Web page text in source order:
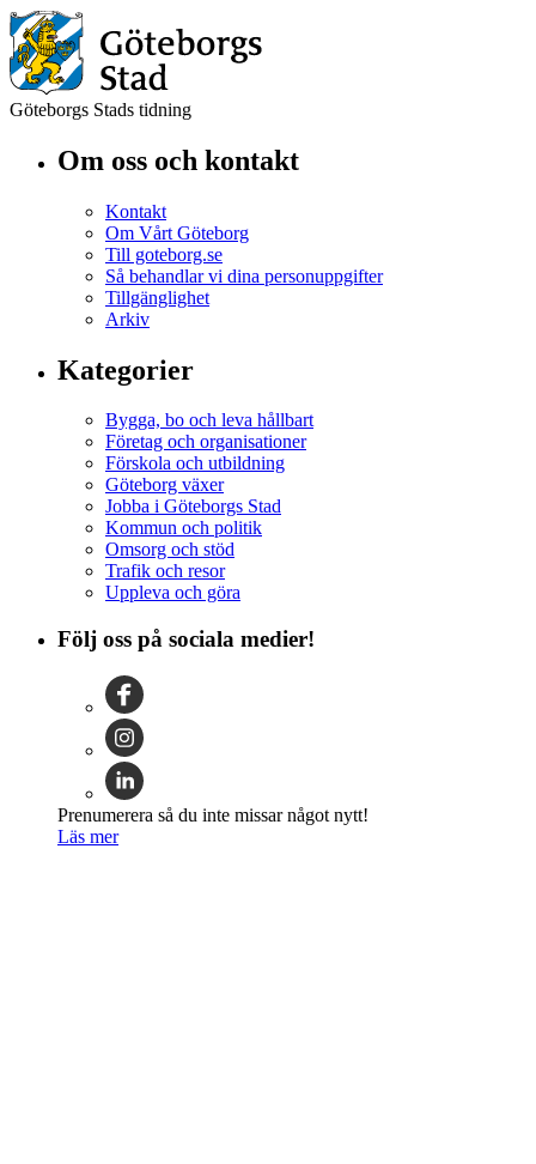
Göteborgs Stads tidning
Om oss och kontakt
Kontakt
Om Vårt Göteborg
Till goteborg.se
Så behandlar vi dina personuppgifter
Tillgänglighet
Arkiv
Kategorier
Bygga, bo och leva hållbart
Företag och organisationer
Förskola och utbildning
Göteborg växer
Jobba i Göteborgs Stad
Kommun och politik
Omsorg och stöd
Trafik och resor
Uppleva och göra
Följ oss på sociala medier!
Prenumerera så du inte missar något nytt!
Läs mer